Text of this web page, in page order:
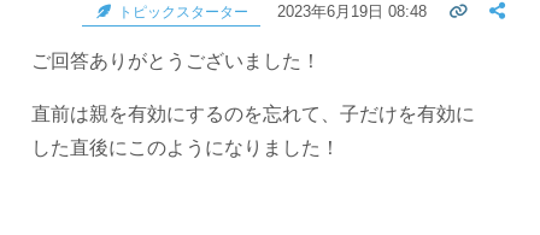
トピックスターター 2023年6月19日 08:48
ご回答ありがとうございました！
直前は親を有効にするのを忘れて、子だけを有効に
した直後にこのようになりました！